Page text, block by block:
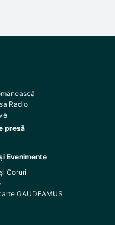
Radio
presă
Evenimente
Coruri
GAUDEAMUS